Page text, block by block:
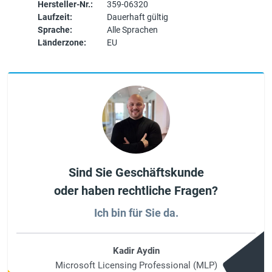
Hersteller-Nr.:
359-06320
Laufzeit:
Dauerhaft gültig
Sprache:
Alle Sprachen
Länderzone:
EU
Sind Sie Geschäftskunde
oder haben rechtliche Fragen?
Ich bin für Sie da.
Kadir Aydin
Microsoft Licensing Professional (MLP)